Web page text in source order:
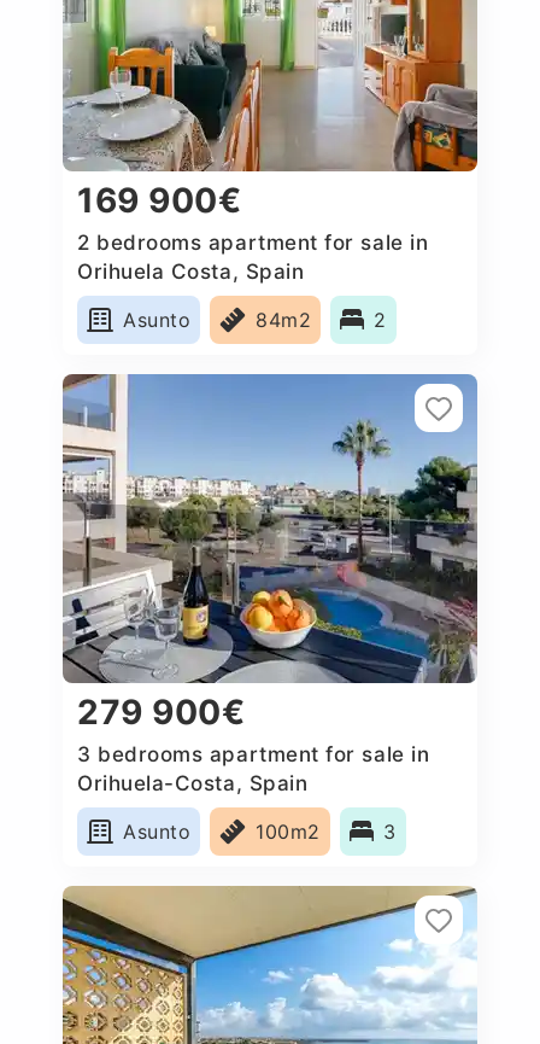
169 900€
2 bedrooms apartment for sale in
Orihuela Costa, Spain
Asunto
84m2 2
279 900€
3 bedrooms apartment for sale in
Orihuela-Costa, Spain
Asunto
100m2 3